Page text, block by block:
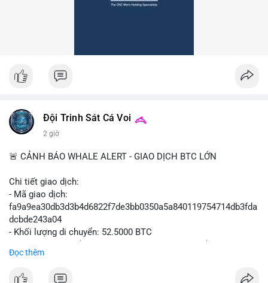
Đội Trinh Sát Cá Voi
2 giờ
🚨 CẢNH BÁO WHALE ALERT - GIAO DỊCH BTC LỚN
Chi tiết giao dịch:
- Mã giao dịch:
fa9a9ea30db3d3b4d6822f7de3bb0350a5a840119754714db3fda
dcbde243a04
- Khối lượng di chuyển: 52.5000 BTC
USD)
Đọc thêm